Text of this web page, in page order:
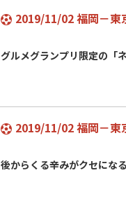
2019/11/02 福岡－東
グルメグランプリ限定の
2019/11/02 福岡－東
後からくる辛みがクセにな